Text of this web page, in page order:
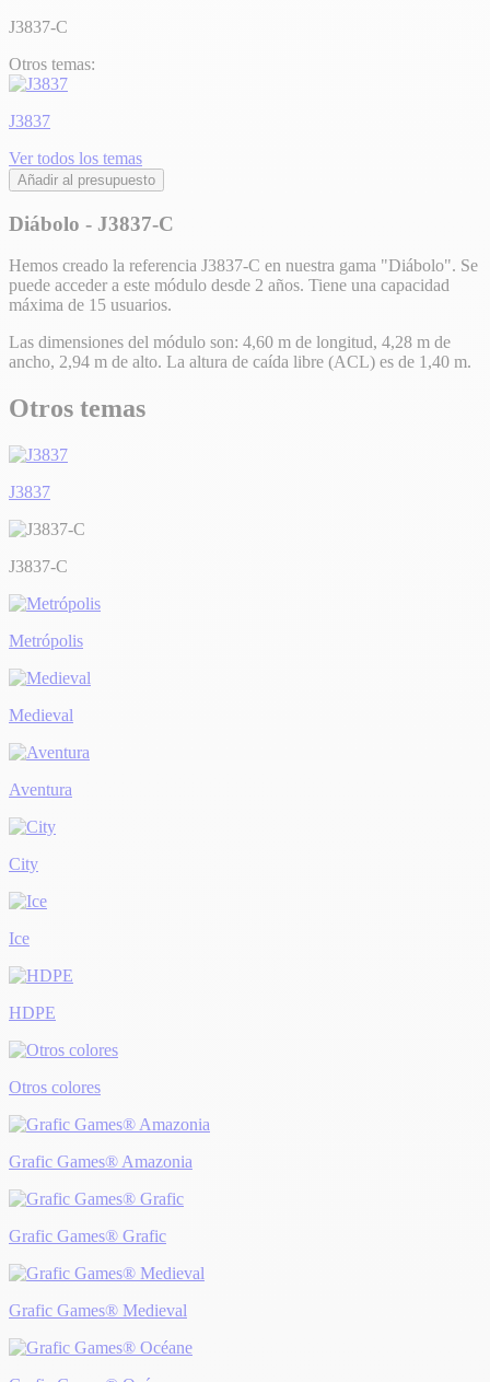
J3837-C
Otros temas:
J3837
Ver todos los temas
Añadir al presupuesto
Diábolo - J3837-C
Hemos creado la referencia J3837-C en nuestra gama "Diábolo". Se
puede acceder a este módulo desde 2 años. Tiene una capacidad
máxima de 15 usuarios.
Las dimensiones del módulo son: 4,60 m de longitud, 4,28 m de
ancho, 2,94 m de alto. La altura de caída libre (ACL) es de 1,40 m.
Otros temas
J3837
J3837-C
Metrópolis
Medieval
Aventura
City
Ice
HDPE
Otros colores
Grafic Games® Amazonia
Grafic Games® Grafic
Grafic Games® Medieval